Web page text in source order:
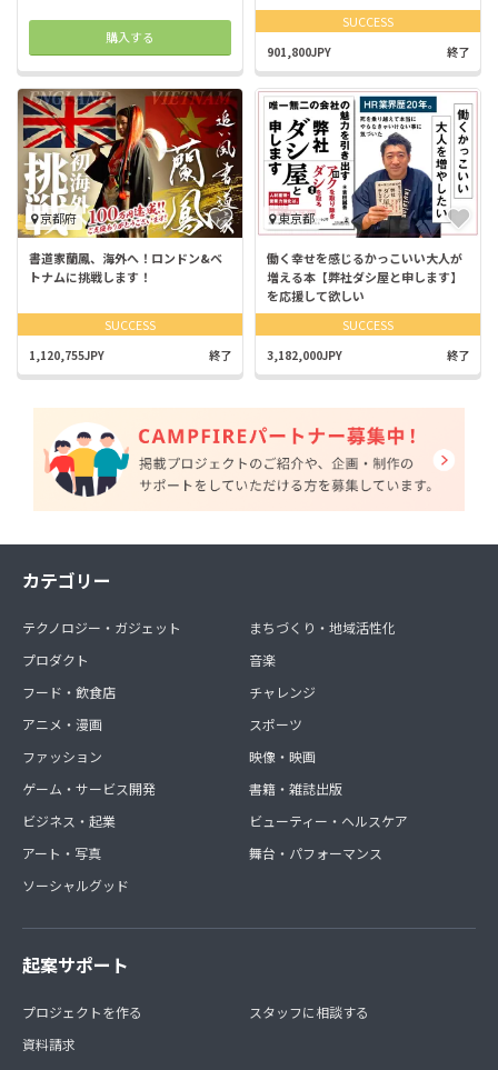
購入する
SUCCESS
901,800JPY 終了
京都府
書道家蘭鳳、海外へ！ロンドン&ベ
トナムに挑戦します！
SUCCESS
1,120,755JPY 終了
東京都
働く幸せを感じるかっこいい大人が
増える本【弊社ダシ屋と申します】
を応援して欲しい
SUCCESS
3,182,000JPY 終了
カテゴリー
テクノロジー・ガジェット
プロダクト
フード・飲食店
アニメ・漫画
ファッション
ゲーム・サービス開発
ビジネス・起業
アート・写真
ソーシャルグッド
まちづくり・地域活性化
音楽
チャレンジ
スポーツ
映像・映画
書籍・雑誌出版
ビューティー・ヘルスケア
舞台・パフォーマンス
起案サポート
プロジェクトを作る
資料請求
スタッフに相談する